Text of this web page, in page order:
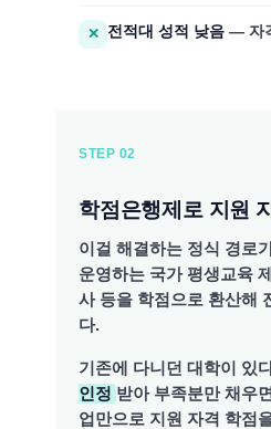
✕ 전적대 성적 낮음 — 자
STEP 02
학점은행제로 지원
이걸 해결하는 정식 경로
운영하는 국가 평생교육
사 등을 학점으로 환산해
다.
기존에 다니던 대학이 있
인정 받아 부족분만 채우
업만으로 지원 자격 학점